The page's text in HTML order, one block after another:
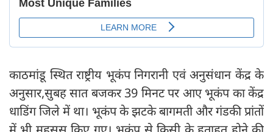
काठमांडू स्थित राष्ट्रीय भूकंप निगरानी एवं अनुसंधान केंद्र के
अनुसार,सुबह सात बजकर 39 मिनट पर आए भूकंप का केंद्र
धाडिंग जिले में था। भूकंप के झटके बागमती और गंडकी प्रांतों